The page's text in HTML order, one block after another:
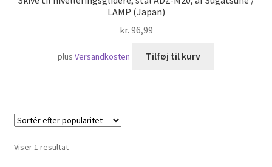
LAMP (Japan)
kr. 96,99
plusVersandkosten Tilføj til kurv
Viser 1 resultat